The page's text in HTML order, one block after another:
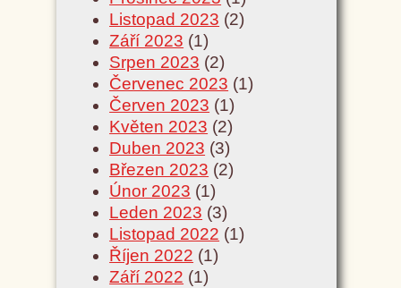
Listopad 2023 (2)
Září 2023 (1)
Srpen 2023 (2)
Červenec 2023 (1)
Červen 2023 (1)
Květen 2023 (2)
Duben 2023 (3)
Březen 2023 (2)
Únor 2023 (1)
Leden 2023 (3)
Listopad 2022 (1)
Říjen 2022 (1)
Září 2022 (1)